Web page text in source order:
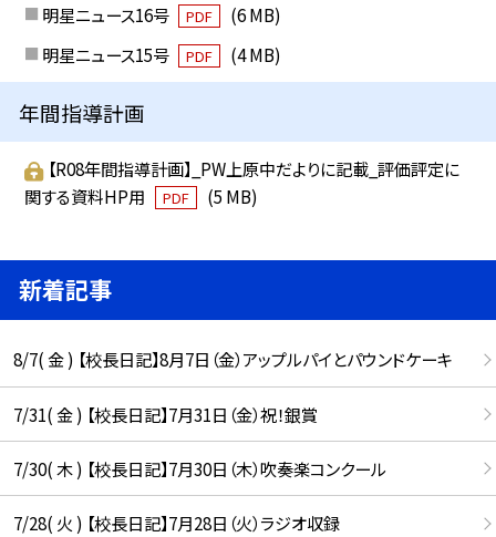
明星ニュース16号 PDF
(6 MB)
明星ニュース15号
PDF (4 MB)
年間指導計画
【R08年間指導計画】_PW上原中だよりに記載_評価評定に
関する資料HP用
PDF (5 MB)
新着記事
8/7( 金 ) 【校長日記】8月7日（金）アップルパイとパウンドケーキ
7/31( 金 ) 【校長日記】7月31日（金）祝！銀賞
7/30( 木 ) 【校長日記】7月30日（木）吹奏楽コンクール
7/28( 火 ) 【校長日記】7月28日（火）ラジオ収録